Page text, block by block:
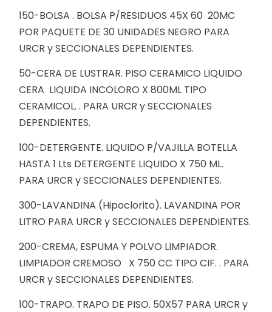
150-BOLSA . BOLSA P/RESIDUOS 45X 60 20MC
POR PAQUETE DE 30 UNIDADES NEGRO PARA
URCR y SECCIONALES DEPENDIENTES.
50-CERA DE LUSTRAR. PISO CERAMICO LIQUIDO
CERA LIQUIDA INCOLORO X 800ML TIPO
CERAMICOL. . PARA URCR y SECCIONALES
DEPENDIENTES.
100-DETERGENTE. LIQUIDO P/VAJILLA BOTELLA
HASTA 1 Lts DETERGENTE LIQUIDO X 750 ML.
PARA URCR y SECCIONALES DEPENDIENTES.
300-LAVANDINA (Hipoclorito). LAVANDINA POR
LITRO PARA URCR y SECCIONALES DEPENDIENTES.
200-CREMA, ESPUMA Y POLVO LIMPIADOR.
LIMPIADOR CREMOSO X 750 CC TIPO CIF. . PARA
URCR y SECCIONALES DEPENDIENTES.
100-TRAPO. TRAPO DE PISO. 50X57 PARA URCR y